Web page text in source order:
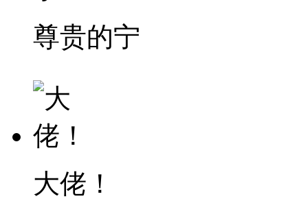
尊贵的宁
大佬！